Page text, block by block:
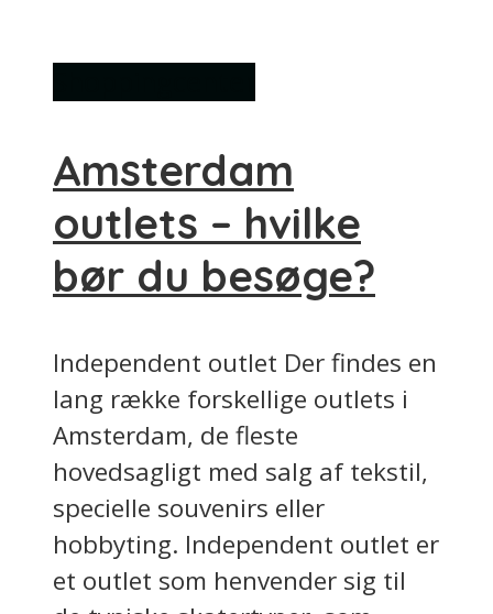
Amsterdam
outlets – hvilke
bør du besøge?
Independent outlet Der findes en
lang række forskellige outlets i
Amsterdam, de fleste
hovedsagligt med salg af tekstil,
specielle souvenirs eller
hobbyting. Independent outlet er
et outlet som henvender sig til